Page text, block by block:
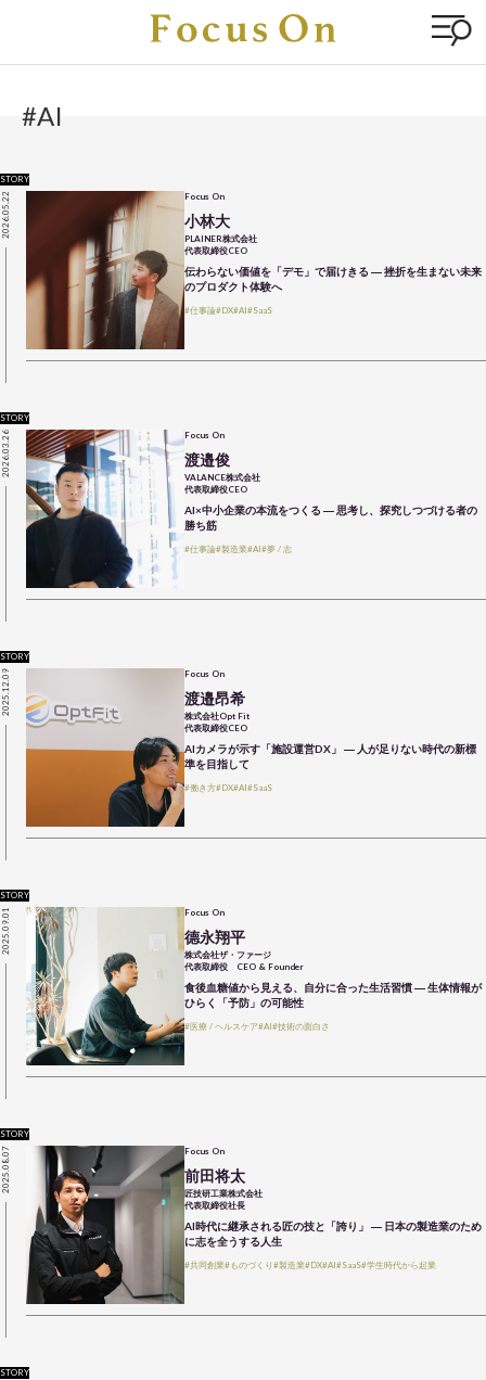
#AI
STORY
2026.05.22 Focus On
小林大
PLAINER株式会社
代表取締役CEO
伝わらない価値を「デモ」で届けきる ― 挫折を生まない未来
のプロダクト体験へ
#仕事論#DX#AI#SaaS
STORY
2026.03.26 Focus On
渡邉俊
VALANCE株式会社
代表取締役CEO
AI×中小企業の本流をつくる ― 思考し、探究しつづける者の
勝ち筋
#仕事論#製造業#AI#夢 / 志
STORY
2025.12.09 Focus On
渡邉昂希
株式会社Opt Fit
代表取締役CEO
AIカメラが示す「施設運営DX」 ― 人が足りない時代の新標
準を目指して
#働き方#DX#AI#SaaS
STORY
2025.09.01 Focus On
德永翔平
株式会社ザ・ファージ
代表取締役 CEO & Founder
食後血糖値から見える、自分に合った生活習慣 ― 生体情報が
ひらく「予防」の可能性
#医療 / ヘルスケア#AI#技術の面白さ
STORY
2025.08.07 Focus On
前田将太
匠技研工業株式会社
代表取締役社長
AI時代に継承される匠の技と「誇り」 ― 日本の製造業のため
に志を全うする人生
#共同創業#ものづくり #製造業#DX#AI#SaaS#学生時代から起業
STORY